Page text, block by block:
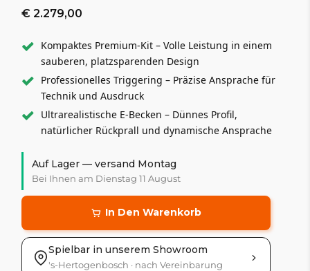
€ 2.279,00
Kompaktes Premium-Kit – Volle Leistung in einem
sauberen, platzsparenden Design
Professionelles Triggering – Präzise Ansprache für
Technik und Ausdruck
Ultrarealistische E-Becken – Dünnes Profil,
natürlicher Rückprall und dynamische Ansprache
Auf Lager — versand Montag
Bei Ihnen am Dienstag 11 August
In Den Warenkorb
Spielbar in unserem Showroom
's-Hertogenbosch · nach Vereinbarung